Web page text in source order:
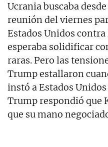
Ucrania buscaba
reunión del viernes
Estados Unidos
esperaba solidificar
raras. Pero las
Trump estallaron
instó a Estados
Trump respondió que
que su mano